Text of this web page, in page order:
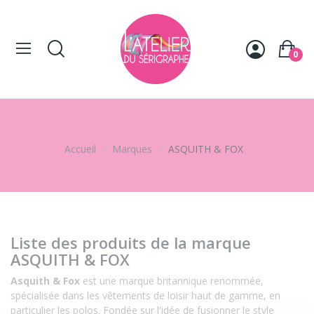
0
Accueil Marques ASQUITH & FOX
Liste des produits de la marque
ASQUITH & FOX
Asquith & Fox est une marque britannique renommée,
spécialisée dans les vêtements de loisir haut de gamme, en
particulier les polos. Fondée sur l'idée de fusionner le style